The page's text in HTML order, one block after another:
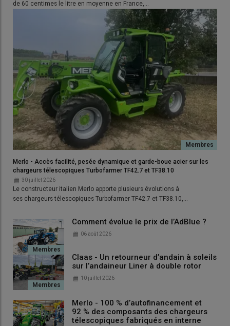
C’est d’autant plus utile que la vitesse maximale des 500 R
passe de 25 km/h à désormais
30 km/h. John Deere intègre
également le contrôle individuel des buses INC Pro et le
système de porte-buses PWM ExactApply, permettant
également la pulvérisation à débits multiples (jusqu’à 15 débits
différents sur toute la largeur de la rampe) et la correction de
débit dans les virages.
Tous les modèles 2027 bénéficient du double circuit
PowrSpray, ainsi que du rinçage automatisé (AirRinse et
AutoDilute).
Lire aussi :John Deere - Des pulvérisateurs
automoteurs à cabine avancée
de 60 centimes le litre en moyenne en France,…
Merlo - Accès facilité, pesée dynamique et garde-boue acier sur les
chargeurs télescopiques Turbofarmer TF42.7 et TF38.10
30 juillet 2026
Le constructeur italien Merlo apporte plusieurs évolutions à
ses chargeurs télescopiques Turbofarmer TF42.7 et TF38.10,…
Comment évolue le prix de l’AdBlue ?
06 août 2026
Claas - Un retourneur d’andain à soleils
sur l’andaineur Liner à double rotor
10 juillet 2026
Merlo - 100 % d’autofinancement et
92 % des composants des chargeurs
télescopiques fabriqués en interne